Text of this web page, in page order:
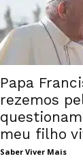
Papa
rezemos
meu filho
Saber Viver Mais